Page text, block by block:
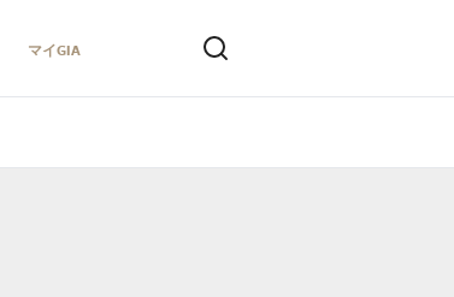
マイGIA